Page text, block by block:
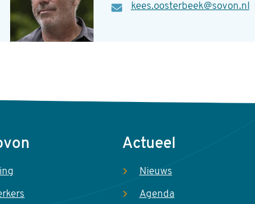
E-
kees.oosterbeek@sovon.nl
Actueel
Nieuws
Agenda